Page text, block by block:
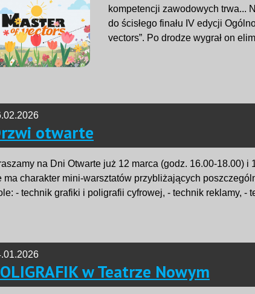
kompetencji zawodowych trwa...
do ścisłego finału IV edycji
vectors”. Po drodze wygrał on
otwarte
na Dni Otwarte już 12 marca (godz. 16.00-18.00)
ma charakter mini-warsztatów przybliżających
- technik grafiki i poligrafii cyfrowej, - technik reklamy, -
w Teatrze Nowym